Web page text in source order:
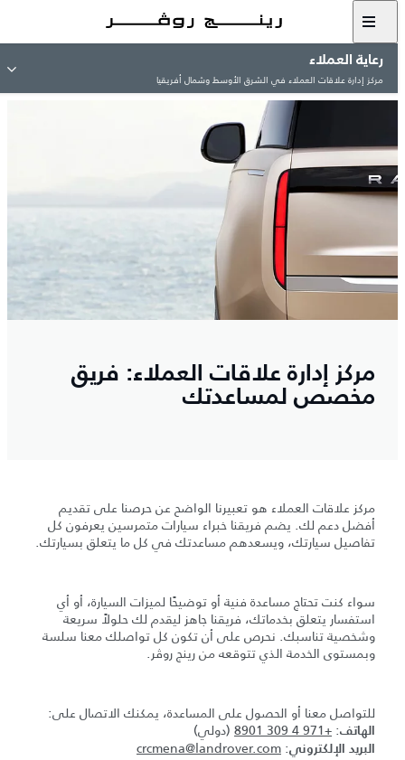
رعاية العملاء
مركز إدارة علاقات العملاء في الشرق الأوسط وشمال أفريقيا
مركز إدارة علاقات العملاء: فريق
مخصص لمساعدتك
مركز علاقات العملاء هو تعبيرنا الواضح عن حرصنا على تقديم
أفضل دعم لك. يضم فريقنا خبراء سيارات متمرسين يعرفون كل
تفاصيل سيارتك، ويسعدهم مساعدتك في كل ما يتعلق بسيارتك.
سواء كنت تحتاج مساعدة فنية أو توضيحًا لميزات السيارة، أو أي
استفسار يتعلق بخدماتك، فريقنا جاهز ليقدم لك حلولاً سريعة
وشخصية تناسبك. نحرص على أن تكون كل تواصلك معنا سلسة
وبمستوى الخدمة الذي تتوقعه من رينج روڤر.
للتواصل معنا أو الحصول على المساعدة، يمكنك الاتصال على:
الهاتف:
+971 4 309 8901 (دولي)
البريد الإلكتروني:
crcmena@landrover.com